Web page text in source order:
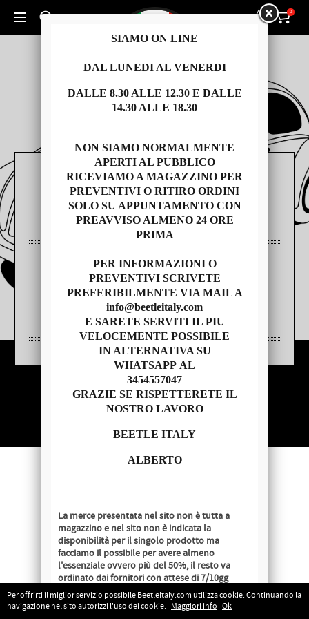
Cerca un prodotto... 0 0
Per offrirti il miglior servizio possibile BeetleItaly.com utilizza cookie. Continuando la
navigazione nel sito autorizzi l'uso dei cookie. Maggiori info Ok
RICAMBI
AUTO USATE
Copyright © 2014 - BEETLE ITALY
P.IVA 04209620279
SIAMO ON LINE
DAL LUNEDI AL VENERDI
DALLE 8.30 ALLE 12.30 E DALLE
14.30 ALLE 18.30
NON SIAMO NORMALMENTE
APERTI AL PUBBLICO
RICEVIAMO A MAGAZZINO PER
PREVENTIVI O RITIRO ORDINI
SOLO SU APPUNTAMENTO CON
PREAVVISO ALMENO 24 ORE
PRIMA
PER INFORMAZIONI O
PREVENTIVI SCRIVETE
PREFERIBILMENTE VIA MAIL A
info@beetleitaly.com
E SARETE SERVITI IL PIU
VELOCEMENTE POSSIBILE
IN ALTERNATIVA SU
WHATSAPP AL
3454557047
GRAZIE SE RISPETTERETE IL
NOSTRO LAVORO
BEETLE ITALY
ALBERTO
La merce presentata nel sito non è tutta a
magazzino e nel sito non è indicata la
disponibilità per il singolo prodotto ma
facciamo il possibile per avere almeno
l'essenziale ovvero più del 50%, il resto va
ordinato dai fornitori con attese di 7/10gg
lavorativi salvo disponibilità al momento
dell'ordine.